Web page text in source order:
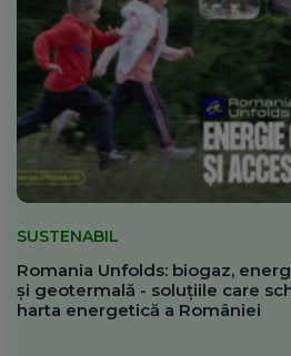
SUSTENABIL
Romania Unfolds: biogaz,
și geotermală - soluțiile care
harta energetică a României